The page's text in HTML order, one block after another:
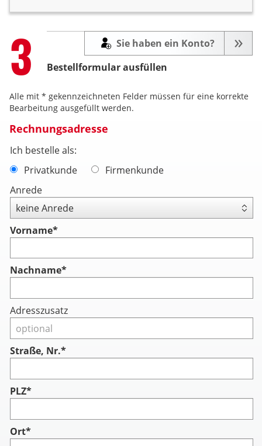
Step
3 Bestellformular ausfüllen
Sie haben ein Konto?
Alle mit * gekennzeichneten Felder müssen für eine korrekte
Bearbeitung ausgefüllt werden.
Rechnungsadresse
Ich bestelle als:
Privatkunde
Firmenkunde
Anrede
Vorname*
Nachname*
Adresszusatz
Straße, Nr.*
PLZ*
Ort*